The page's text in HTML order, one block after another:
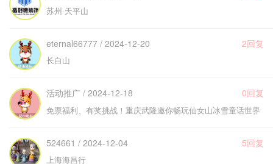
苏州·天平山
eternal66777 / 2024-12-20 2回复
长白山
活动推广 / 2024-12-18 0回复
免票福利、有奖挑战！重庆武隆邀你畅玩仙女山冰雪童话世界
524661 / 2024-12-04 5回复
上海海昌行